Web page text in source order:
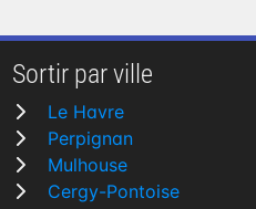
Sortir par ville
Le Havre
Perpignan
Mulhouse
Cergy-Pontoise